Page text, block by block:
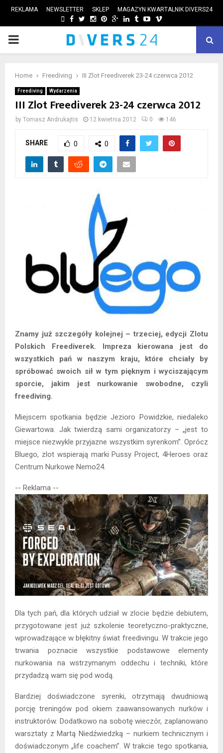
REKLAMA NEWSLETTER SKLEP MAGAZYN KWARTALNIK DIVERS24
FACEBOOK
TWITTER
INSTAGRAM
PINTEREST
GOOGLE
LINKEDIN
TUMBLRYOUTUBE
VIMEO
PRIMARY
Home Freediving III Zlot Freediverek 23-24 czerwca 2012
Freediving Wydarzenia
III Zlot Freediverek 23-24 czerwca 2012
by Tomasz Andrukajtis 12 kwietnia 2012 0 146
SHARE 0 0
Znamy już szczegóły kolejnej – trzeciej, edycji Zlotu
Polskich Freediverek. Impreza kierowana jest do
wszystkich pań w naszym kraju, które chciały by
spróbować swoich sił w tym pięknym i wyciszającym
sporcie, jakim jest nurkowanie swobodne, czyli
freediving.
Miejscem spotkania będzie Jezioro Powidzkie, niedaleko
Giewartowa. Jak twierdzą sami organizatorzy – „jest to
miejsce niezwykle przyjazne wszystkim syrenkom”. Oprócz
Bluego, zlot wspierają marki Pussy Project, 4Heroes oraz
Centrum Nurkowe Nemo24.
-- Reklama --
Dla tych pań, dla których udział w zlocie będzie debiutem,
przygotowane jest już szkolenie teoretyczno-praktyczne,
wprowadzające w błękitny świat freedivingu. W trakcie jego
trwania poznacie wszystkie podstawowe elementy
nurkowania na wstrzymanym oddechu i techniki, które
przydadzą wam się pod wodą.
Bardziej doświadczone syrenki, otrzymają dwudniową
porcję treningów pod okiem zaawansowanych nurków i
instruktorów. Dodatkowo na sobotę wieczór, zaplanowano
warsztaty z Martą Niedźwiedzką – nurkiem technicznym i
doświadczonym „life coachem”. W trakcie tego spotkania,